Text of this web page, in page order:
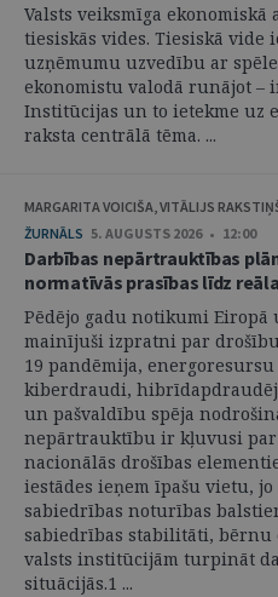
Valsts veiksmīga
tiesiskās vides. Tiesiskā vide
uzņēmumu uzvedību ar
ekonomistu valodā runājot
Institūcijas un to ietekme uz
raksta centrālā tēma. ...
MARGARITA VOICIŠA, VITĀLIJS
ŽURNĀLS 5. AUGUSTS 2026 • 12:00
Darbības nepārtrauktības
normatīvās prasības līdz
Pēdējo gadu notikumi
mainījuši izpratni par
19 pandēmija,
kiberdraudi,
un pašvaldību spēja
nepārtrauktību ir kļuvusi
nacionālās drošības
iestādes ieņem īpašu vietu,
sabiedrības noturības
sabiedrības stabilitāti,
valsts institūcijām turpināt
situācijās.1 ...